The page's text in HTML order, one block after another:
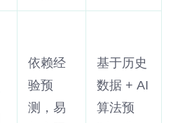
依赖经
验预
测，易
基于历史
数据 + AI
算法预